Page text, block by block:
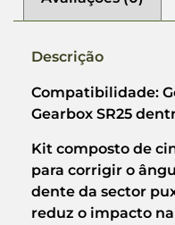
Descrição
Compatibilidade:
Gearbox SR25
Kit composto de
para corrigir o
dente da sector
reduz o impacto